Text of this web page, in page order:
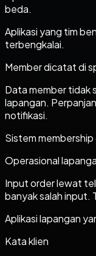
beda.
Aplikasi yang tim
terbengkalai.
Member dicatat di
Data member tidak
lapangan.
notifikasi.
Sistem
Operasional
Input order lewat
banyak salah input.
Aplikasi lapangan
Kata klien